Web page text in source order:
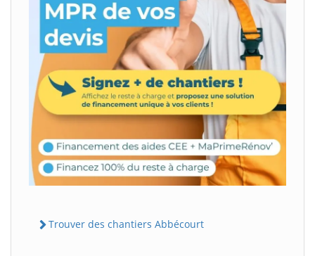
Trouver des chantiers Abbécourt